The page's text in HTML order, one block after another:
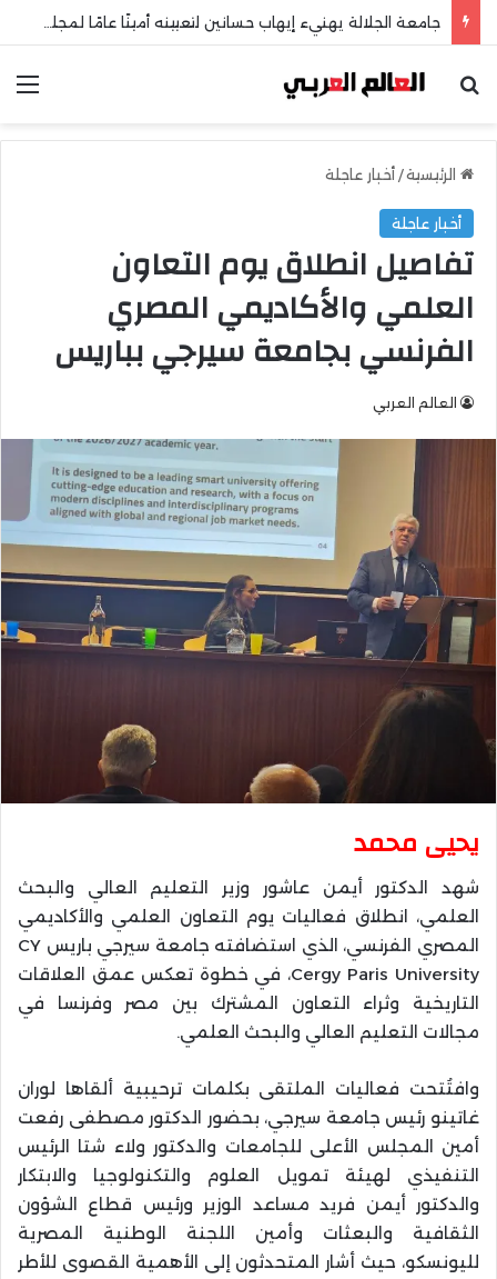
بحث عن
الرئيسية/ أخبار عاجلة
أخبار عاجلة
تفاصيل انطلاق يوم التعاون
العلمي والأكاديمي المصري
الفرنسي بجامعة سيرجي بباريس
العالم العربي
يحيى محمد
شهد الدكتور أيمن عاشور وزير التعليم العالي والبحث
العلمي، انطلاق فعاليات يوم التعاون العلمي والأكاديمي
المصري الفرنسي، الذي استضافته جامعة سيرجي باريس CY
Cergy Paris University، في خطوة تعكس عمق العلاقات
التاريخية وثراء التعاون المشترك بين مصر وفرنسا في
مجالات التعليم العالي والبحث العلمي.
وافتُتحت فعاليات الملتقى بكلمات ترحيبية ألقاها لوران
غاتينو رئيس جامعة سيرجي، بحضور الدكتور مصطفى رفعت
أمين المجلس الأعلى للجامعات والدكتور ولاء شتا الرئيس
التنفيذي لهيئة تمويل العلوم والتكنولوجيا والابتكار
والدكتور أيمن فريد مساعد الوزير ورئيس قطاع الشؤون
الثقافية والبعثات وأمين اللجنة الوطنية المصرية
لليونسكو، حيث أشار المتحدثون إلى الأهمية القصوى للأطر